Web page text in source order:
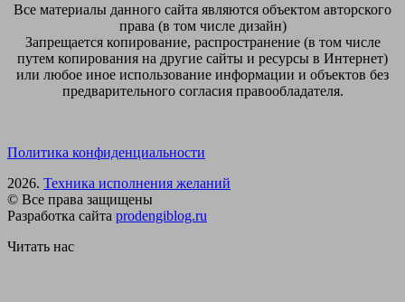
Все материалы данного сайта являются объектом авторского
права (в том числе дизайн)
Запрещается копирование, распространение (в том числе
путем копирования на другие сайты и ресурсы в Интернет)
или любое иное использование информации и объектов без
предварительного согласия правообладателя.
Политика конфиденциальности
2026. Техника исполнения желаний
© Все права защищены
Разработка сайта prodengiblog.ru
Читать нас